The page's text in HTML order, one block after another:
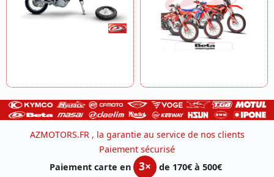
AZMOTORS.FR , la garantie au service de nos clients
Paiement sécurisé
Paiement carte en
3×
de 170€ à 500€